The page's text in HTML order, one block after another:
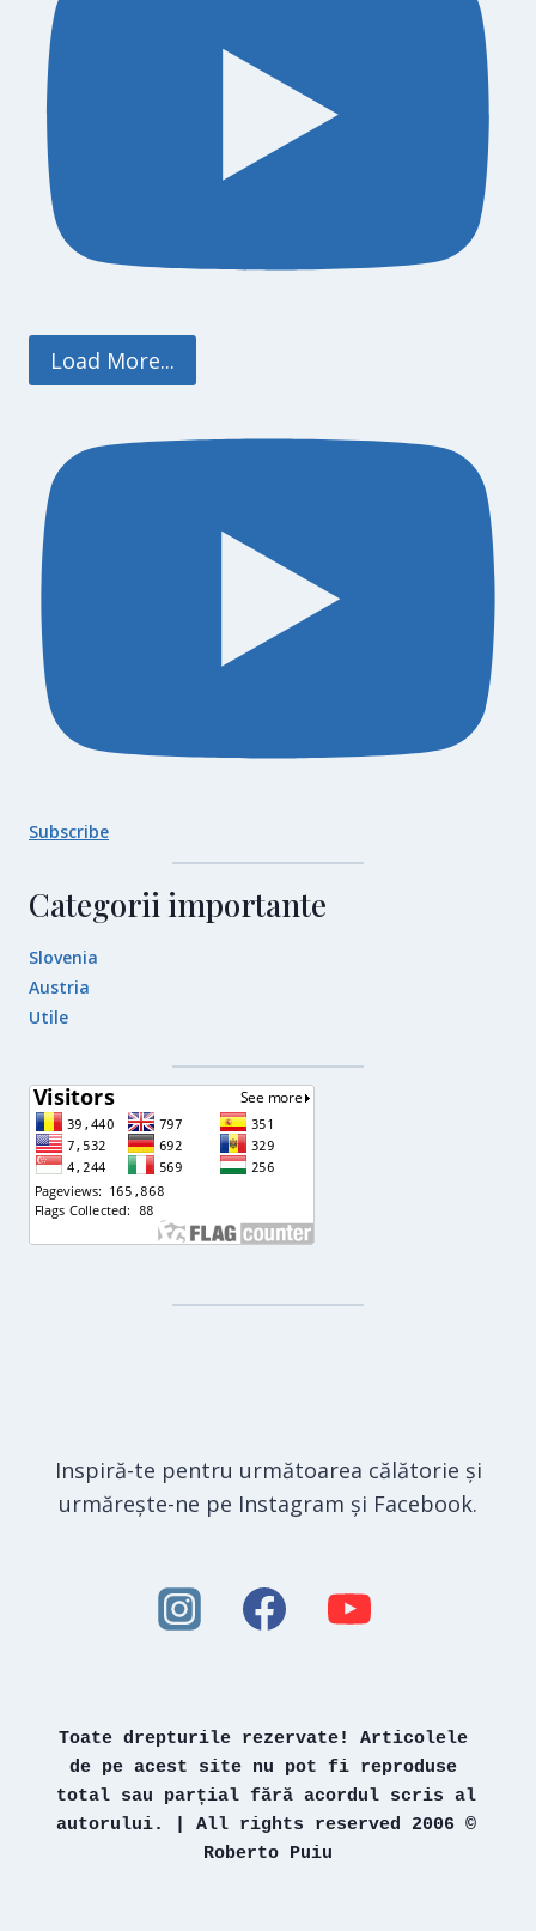
Load More...
Subscribe
Categorii importante
Slovenia
Austria
Utile
Inspiră-te pentru următoarea călătorie și
urmărește-ne pe Instagram și Facebook.
Toate drepturile rezervate! Articolele
de pe acest site nu pot fi reproduse
total sau parțial fără acordul scris al
autorului. | All rights reserved 2006 ©
Roberto Puiu